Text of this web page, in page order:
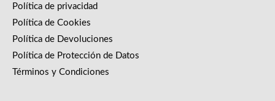
Política de privacidad
Política de Cookies
Política de Devoluciones
Política de Protección de Datos
Términos y Condiciones